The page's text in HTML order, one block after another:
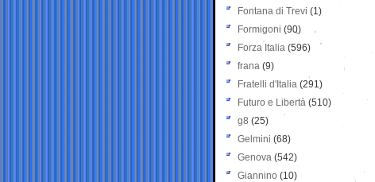
Fontana di Trevi (1)
Formigoni (90)
Forza Italia (596)
frana (9)
Fratelli d'Italia (291)
Futuro e Libertà (510)
g8 (25)
Gelmini (68)
Genova (542)
Giannino (10)